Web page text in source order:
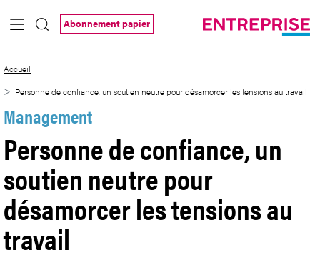
Saut au contenu principal
Abonnement papier
Accueil
Personne de confiance, un soutien neutre pour désamorcer les tensions au travail
Management
Personne de confiance, un
soutien neutre pour
désamorcer les tensions au
travail